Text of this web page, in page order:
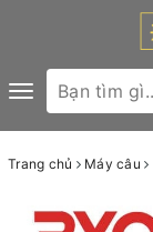
Toggle
navigation
Trang chủ Máy câu